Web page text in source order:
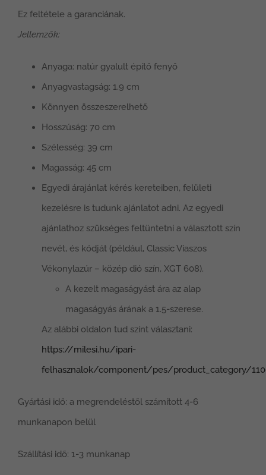
Ez feltétele a garanciának.
Jellemzők:
Anyaga: natúr gyalult építő fenyő
Anyagvastagság: 1.9 cm
Könnyen összeszerelhető
Hosszúság: 70 cm
Szélesség: 39 cm
Magasság: 45 cm
Egyedi árajánlat kérés kereteiben, felületi
kezelésre is tudunk ajánlatot adni. Az egyedi
ajánlathoz szükséges feltüntetni a választott szín
nevét, és kódját (például, Classic Viaszos
Vékonylazúr – közép dió szín, XGT 608).
A kezelt magaságyást ára az alap
magaságyás árának a 1.5-szerese.
Az alábbi oldalon tud színt választani:
https://milesi.hu/ipari-
felhasznalok/component/pes/product_category/
Gyártási idő: a megrendeléstől számított 4-6
munkanapon belül
Szállítási idő: 1-3 munkanap